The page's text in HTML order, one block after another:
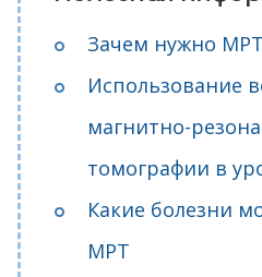
Зачем нужно
Использование
магнитно-
томографии в
Какие болезни
МРТ